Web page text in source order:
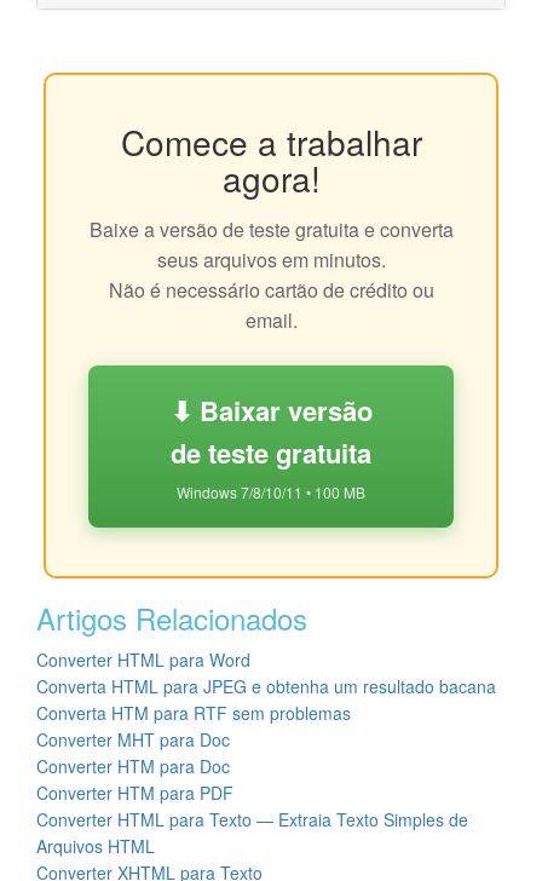
Comece a trabalhar
agora!
Baixe a versão de teste gratuita e converta
seus arquivos em minutos.
Não é necessário cartão de crédito ou
email.
⬇ Baixar versão
de teste gratuita
Windows 7/8/10/11 • 100 MB
Artigos Relacionados
Converter HTML para Word
Converta HTML para JPEG e obtenha um resultado bacana
Converta HTM para RTF sem problemas
Converter MHT para Doc
Converter HTM para Doc
Converter HTM para PDF
Converter HTML para Texto — Extraia Texto Simples de
Arquivos HTML
Converter XHTML para Texto